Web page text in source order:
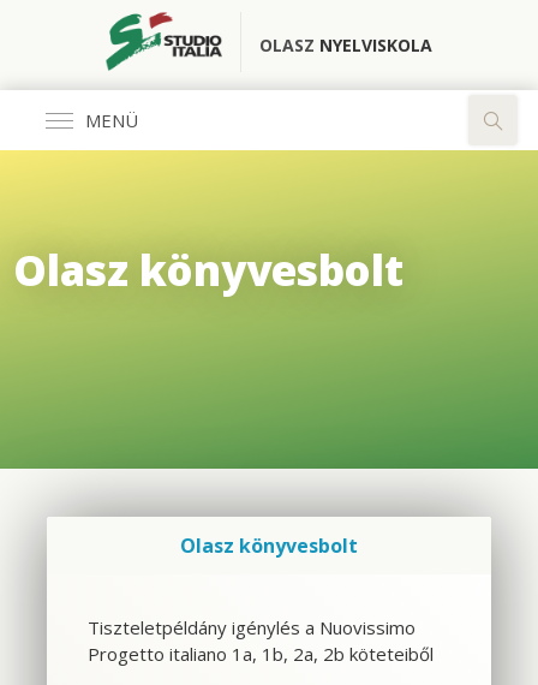
OLASZ NYELVISKOLA
MENÜ
CSOPORTOS NYELVTANFOLYAM
Olasz könyvesbolt
Olasz könyvesbolt
Tiszteletpéldány igénylés a Nuovissimo
Progetto italiano 1a, 1b, 2a, 2b köteteiből